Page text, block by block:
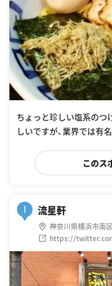
ちょっと珍しい塩系のつ
しいですが、業界では有
このス
I 流星軒
神奈川県横浜市南
https://